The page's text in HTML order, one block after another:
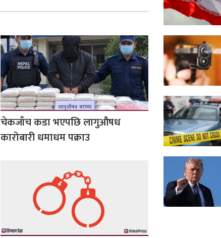
चेकजाँच कडा भएपछि लागुऔषध
कारोबारी धमाधम पक्राउ